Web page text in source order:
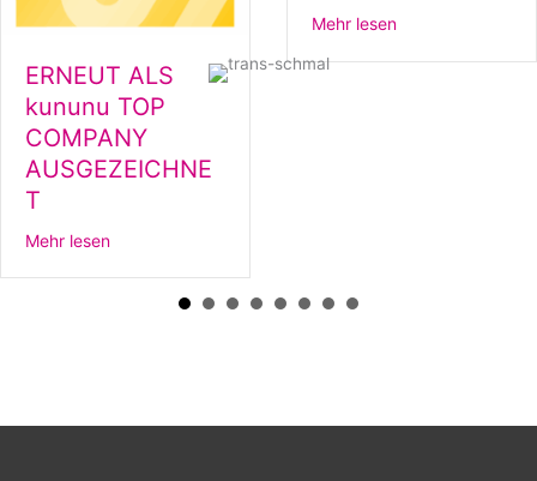
– unser neues Logistikzentrum im Nürnberger Hafen.
ERNEUT ALS
kununu TOP
COMPANY
AUSGEZEICHNE
T
Mehr lesenabout ERNEUT ALS kununu TOP COMPANY
Mehr lesenabout 40 Jahre